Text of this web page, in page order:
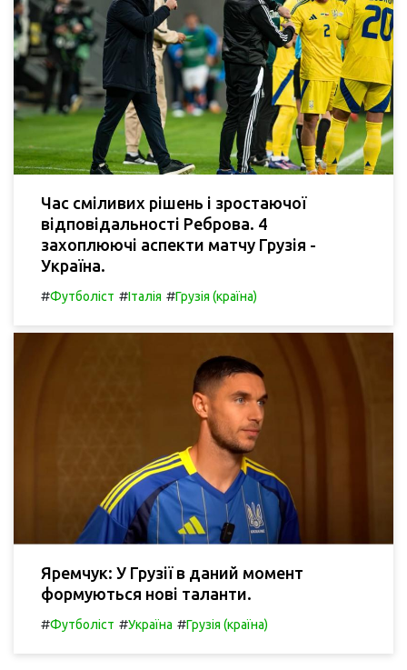
Час сміливих рішень і зростаючої
відповідальності Реброва. 4
захоплюючі аспекти матчу Грузія -
Україна.
#Футболіст #Італія #Грузія (країна)
Яремчук: У Грузії в даний момент
формуються нові таланти.
#Футболіст #Україна #Грузія (країна)